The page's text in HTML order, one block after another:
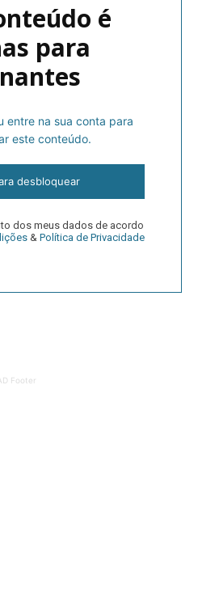
é
para
entre na sua conta para
este conteúdo.
desbloquear
dos meus dados de acordo
& Política de Privacidade
Footer